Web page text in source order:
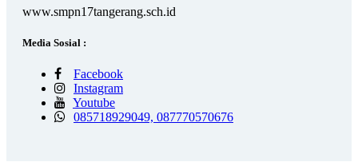
www.smpn17tangerang.sch.id
Media Sosial :
Facebook
Instagram
Youtube
085718929049, 087770570676